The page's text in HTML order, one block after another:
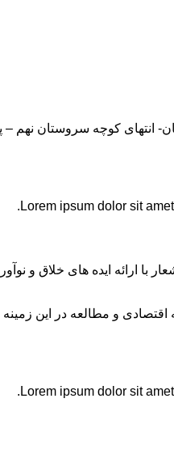
Lorem ipsum dolor sit
با ارائه ایده های خلاق
و مطالعه در این
Lorem ipsum dolor sit